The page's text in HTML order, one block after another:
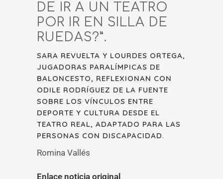
DE IR A UN TEATRO
POR IR EN SILLA DE
RUEDAS?”.
SARA REVUELTA Y LOURDES ORTEGA,
JUGADORAS PARALÍMPICAS DE
BALONCESTO, REFLEXIONAN CON
ODILE RODRÍGUEZ DE LA FUENTE
SOBRE LOS VÍNCULOS ENTRE
DEPORTE Y CULTURA DESDE EL
TEATRO REAL, ADAPTADO PARA LAS
PERSONAS CON DISCAPACIDAD.
Romina Vallés
Enlace noticia original